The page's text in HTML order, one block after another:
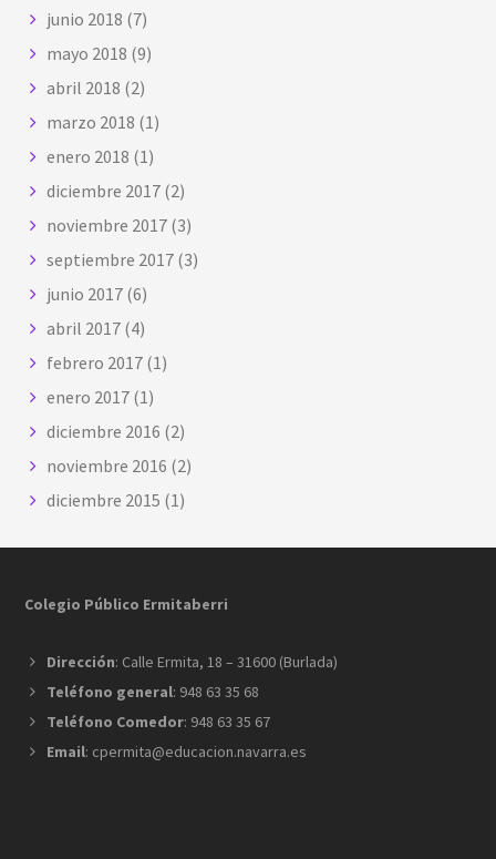
junio 2018 (7)
mayo 2018 (9)
abril 2018 (2)
marzo 2018 (1)
enero 2018 (1)
diciembre 2017 (2)
noviembre 2017 (3)
septiembre 2017 (3)
junio 2017 (6)
abril 2017 (4)
febrero 2017 (1)
enero 2017 (1)
diciembre 2016 (2)
noviembre 2016 (2)
diciembre 2015 (1)
Footer
Colegio Público Ermitaberri
Dirección: Calle Ermita, 18 – 31600 (Burlada)
Teléfono general: 948 63 35 68
Teléfono Comedor: 948 63 35 67
Email: cpermita@educacion.navarra.es